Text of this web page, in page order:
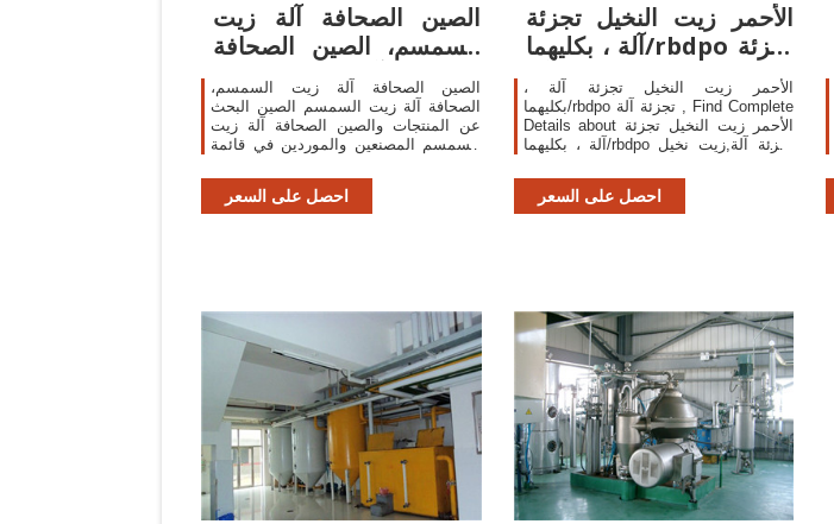
الصين الصحافة آلة زيت
السمسم، الصين الصحافة
آلة زيت السمسم
الصين الصحافة آلة زيت السمسم،
الصحافة آلة زيت السمسم الصين البحث
عن المنتجات والصين الصحافة آلة زيت
السمسم المصنعين والموردين في قائمة
احصل على السعر
الأحمر زيت النخيل تجزئة
آلة ، بكليهما/rbdpo تجزئة
الأحمر زيت النخيل تجزئة آلة ،
بكليهما/rbdpo تجزئة آلة , Find Complete
Details about الأحمر زيت النخيل تجزئة
آلة ، بكليهما/rbdpo تجزئة آلة,زيت نخيل
Oil Fractionation Machine,Red Palm
Oil Fractionation Machine In 2018 from
احصل على السعر